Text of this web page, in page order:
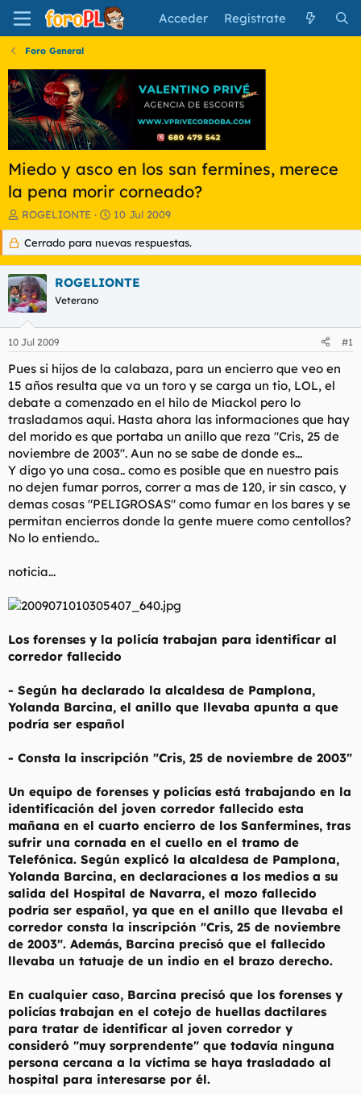
Acceder Regístrate
Foro General
Miedo y asco en los san fermines, merece
la pena morir corneado?
I
n
c
i
a
d
o
r
d
l
e
m
a
ROGELIONTE
F
e
c
h
d
n
i
o
10 Jul 2009
Cerrado para nuevas respuestas.
ROGELIONTE
Veterano
10 Jul 2009 #1
Pues si hijos de la calabaza, para un encierro que veo en
15 años resulta que va un toro y se carga un tio, LOL, el
debate a comenzado en el hilo de Miackol pero lo
trasladamos aqui. Hasta ahora las informaciones que hay
del morido es que portaba un anillo que reza "Cris, 25 de
noviembre de 2003". Aun no se sabe de donde es...
Y digo yo una cosa.. como es posible que en nuestro pais
no dejen fumar porros, correr a mas de 120, ir sin casco, y
demas cosas "PELIGROSAS" como fumar en los bares y se
permitan encierros donde la gente muere como centollos?
No lo entiendo..
noticia...
Los forenses y la policía trabajan para identificar al
corredor fallecido
- Según ha declarado la alcaldesa de Pamplona,
Yolanda Barcina, el anillo que llevaba apunta a que
podría ser español
- Consta la inscripción "Cris, 25 de noviembre de 2003"
Un equipo de forenses y policías está trabajando en la
identificación del joven corredor fallecido esta
mañana en el cuarto encierro de los Sanfermines, tras
sufrir una cornada en el cuello en el tramo de
Telefónica. Según explicó la alcaldesa de Pamplona,
Yolanda Barcina, en declaraciones a los medios a su
salida del Hospital de Navarra, el mozo fallecido
podría ser español, ya que en el anillo que llevaba el
corredor consta la inscripción "Cris, 25 de noviembre
de 2003". Además, Barcina precisó que el fallecido
llevaba un tatuaje de un indio en el brazo derecho.
En cualquier caso, Barcina precisó que los forenses y
policías trabajan en el cotejo de huellas dactilares
para tratar de identificar al joven corredor y
consideró "muy sorprendente" que todavía ninguna
persona cercana a la víctima se haya trasladado al
hospital para interesarse por él.